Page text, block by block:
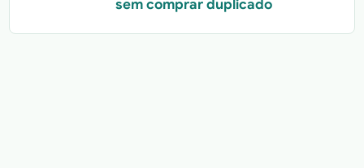
sem comprar duplicado